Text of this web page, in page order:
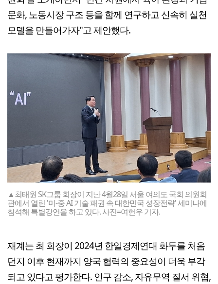
문화, 노동시장 구조 등을 함께 연구하고 신속히 실천
모델을 만들어가자"고 제안했다.
▲최태원 SK그룹 회장이 지난 4월28일 서울 여의도 국회 의원회
관에서 열린 '미-중 AI 기술 패권 속 대한민국 성장전략' 세미나에
참석해 특별강연을 하고 있다. 사진=여헌우 기자.
재계는 최 회장이 2024년 한일경제연대 화두를 처음
던지 이후 현재까지 양국 협력의 중요성이 더욱 부각
되고 있다고 평가한다. 인구 감소, 자유무역 질서 위협,